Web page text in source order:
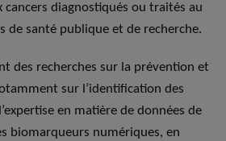
cancers diagnostiqués ou traités au
de santé publique et de recherche.
des recherches sur la prévention et
sur l’identification des
en matière de données de
biomarqueurs numériques, en